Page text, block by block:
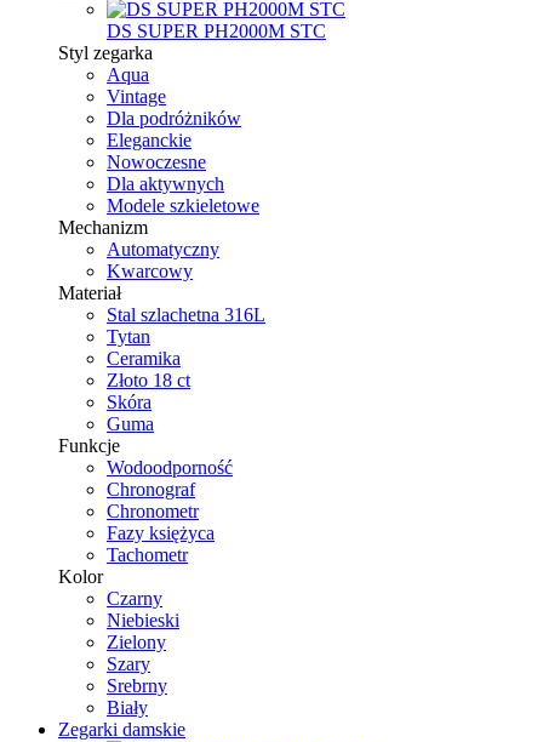
DS SUPER PH2000M STC
Styl zegarka
Aqua
Vintage
Dla podróżników
Eleganckie
Nowoczesne
Dla aktywnych
Modele szkieletowe
Mechanizm
Automatyczny
Kwarcowy
Materiał
Stal szlachetna 316L
Tytan
Ceramika
Złoto 18 ct
Skóra
Guma
Funkcje
Wodoodporność
Chronograf
Chronometr
Fazy księżyca
Tachometr
Kolor
Czarny
Niebieski
Zielony
Szary
Srebrny
Biały
Zegarki damskie